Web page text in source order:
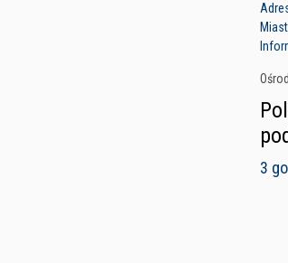
3